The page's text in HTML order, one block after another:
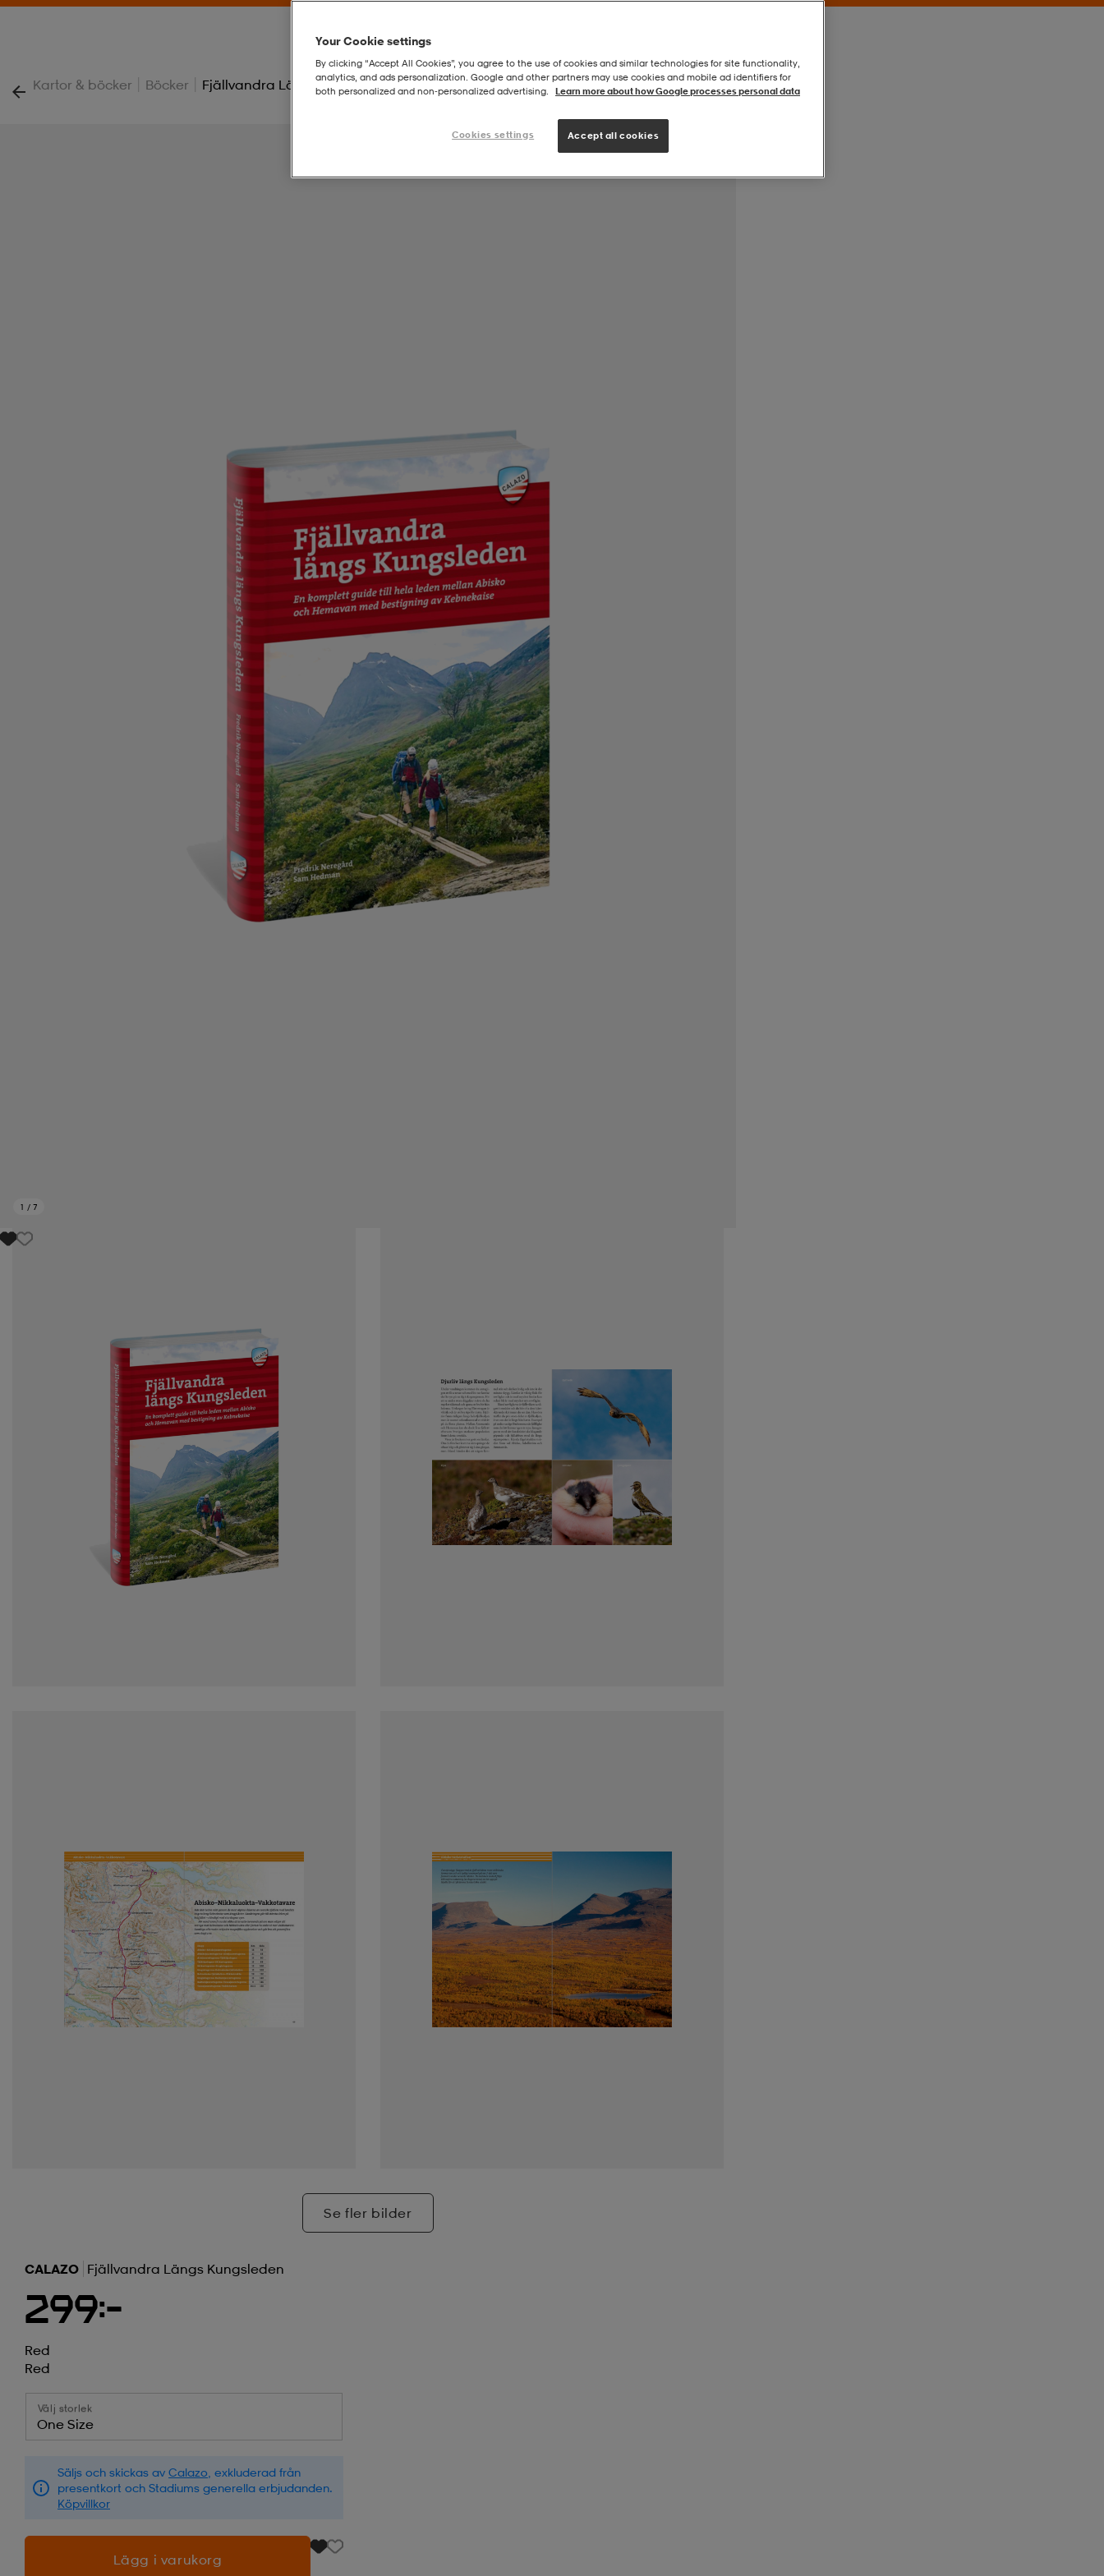
Kartor & böcker | Böcker | Fjällvandra Längs Kungsleden
1 / 7
Se fler bilder
CALAZO Fjällvandra Längs Kungsleden
299:-
Red
Red
Välj storlek
One Size
Säljs och skickas av Calazo , exkluderad från
presentkort och Stadiums generella erbjudanden.
Köpvillkor
Lägg i varukorg
Your Cookie settings
By clicking “Accept All Cookies”, you agree to the use of cookies and similar technologies for site functionality,
analytics, and ads personalization. Google and other partners may use cookies and mobile ad identifiers for
both personalized and non‑personalized advertising.
Learn more about how Google processes personal data
Cookies settings Accept all cookies